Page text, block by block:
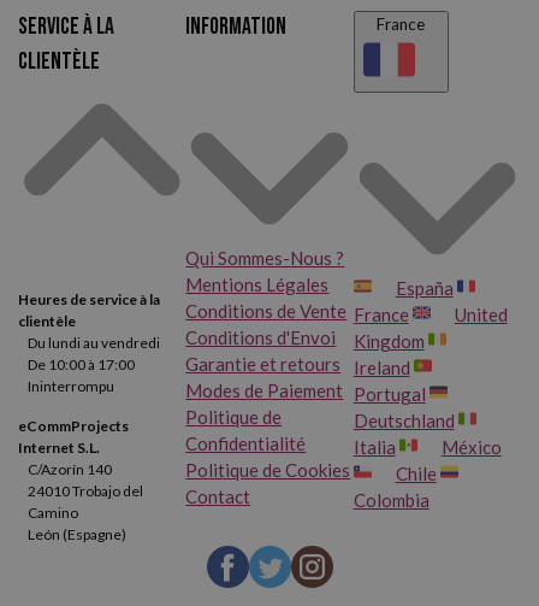
Service à la
clientèle
Heures de service à la
clientèle
Du lundi au vendredi
De 10:00 à 17:00
Ininterrompu
eCommProjects
Internet S.L.
C/Azorín 140
24010 Trobajo del
Camino
León (Espagne)
Information
Qui Sommes-Nous ?
Mentions Légales
Conditions de Vente
Conditions d'Envoi
Garantie et retours
Modes de Paiement
Politique de
Confidentialité
Politique de Cookies
Contact
France
España
France
United
Kingdom
Ireland
Portugal
Deutschland
Italia
México
Chile
Colombia